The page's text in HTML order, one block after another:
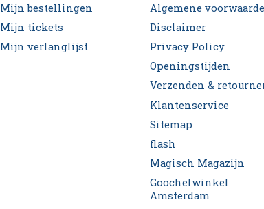
Mijn bestellingen
Mijn tickets
Mijn verlanglijst
Algemene
Disclaimer
Privacy Policy
Openingstijden
Verzenden &
Klantenservice
Sitemap
flash
Magisch Magazijn
Goochelwinkel
Amsterdam